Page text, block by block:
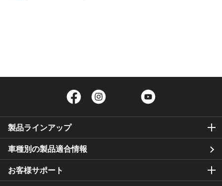
Facebook Twitter
製品ラインアップ
車種別の製品適合情報
お客様サポート